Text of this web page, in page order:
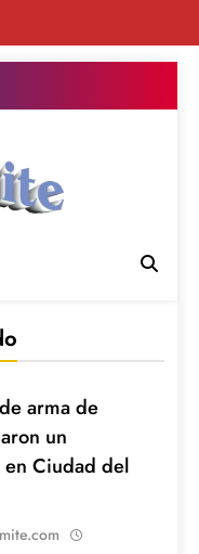
e informacion
arma de
un
en Ciudad del